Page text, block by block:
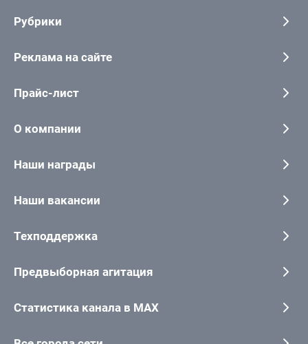
Рубрики
Реклама на сайте
Прайс-лист
О компании
Наши награды
Наши вакансии
Техподдержка
Предвыборная агитация
Статистика канала в MAX